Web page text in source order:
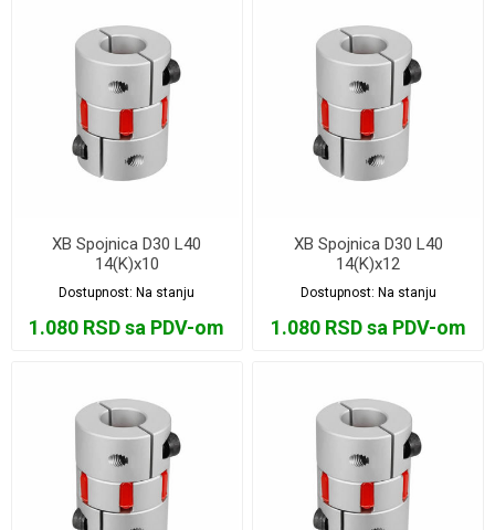
XB Spojnica D30 L40
14(K)x10
Dostupnost: Na stanju
1.080 RSD sa PDV-om
XB Spojnica D30 L40
14(K)x12
Dostupnost: Na stanju
1.080 RSD sa PDV-om